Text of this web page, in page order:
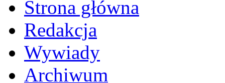
Strona główna
Redakcja
Wywiady
Archiwum